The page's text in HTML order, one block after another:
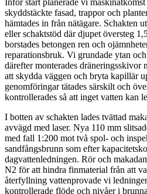
skyddstäckte fasad, trappor och
hämtades in från nätägare. Schakten
eller schaktstöd där djupet översteg
borstades betongen ren och
reparationsbruk. Vi grundade ytan
därefter monterades
att skydda väggen och bryta kapillär
genomföringar tätades särskilt och
kontrollerades så att inget vatten kan
I botten av schakten lades tvättad
avvägd med laser. Nya 110 mm
med fall 1:200 mot två spol- och
sandfångsbrunn som efter
dagvattenledningen. Rör och
N2 för att hindra finmaterial från att
återfyllning vattenprovade vi
kontrollerade flöde och nivåer i